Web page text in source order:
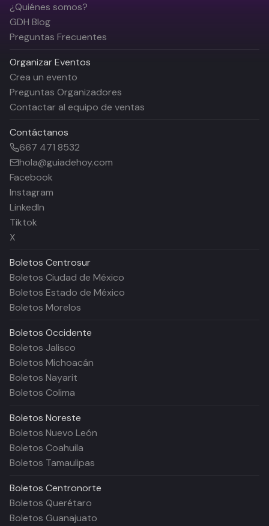
¿Quiénes somos?
GDH Blog
Preguntas Frecuentes
Organizar Eventos
Crea un evento
Preguntas Organizadores
Contactar al equipo de ventas
Contáctanos
667 471 8532
hola@guiadehoy.com
Facebook
Instagram
LinkedIn
Tiktok
X
Boletos Centrosur
Boletos Ciudad de México
Boletos Estado de México
Boletos Morelos
Boletos Occidente
Boletos Jalisco
Boletos Michoacán
Boletos Nayarit
Boletos Colima
Boletos Noreste
Boletos Nuevo León
Boletos Coahuila
Boletos Tamaulipas
Boletos Centronorte
Boletos Querétaro
Boletos Guanajuato